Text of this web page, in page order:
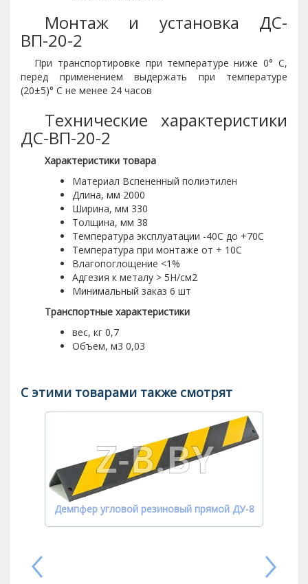
Монтаж и установка ДС-
ВП-20-2
При транспортировке при температуре ниже 0° С,
перед применением выдержать при температуре
(20±5)° С не менее 24 часов
Технические характеристики
ДС-ВП-20-2
Характеристики товара
Материал Вспененный полиэтилен
Длина, мм 2000
Ширина, мм 330
Толщина, мм 38
Температура эксплуатации -40С до +70С
Температура при монтаже от + 10С
Влагопоглощение <1%
Адгезия к металу > 5Н/см2
Минимальный заказ 6 шт
Транспортные характеристики
вес, кг 0,7
Объем, м3 0,03
С этими товарами также смотрят
Демпфер угловой резиновый прямой ДУ-8